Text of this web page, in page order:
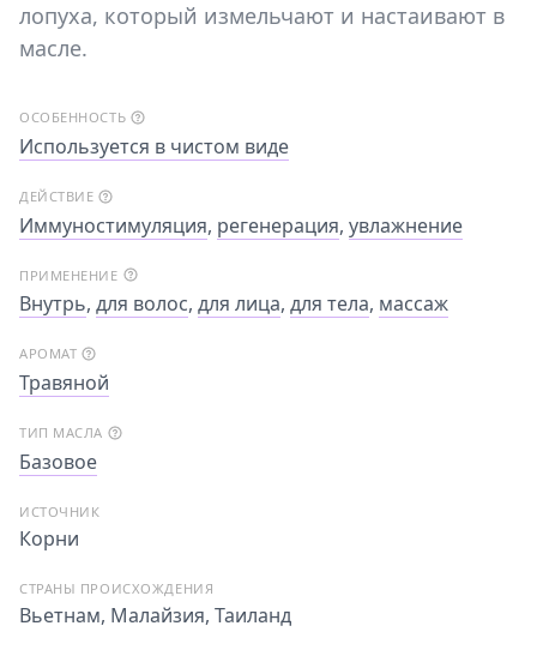
лопуха, который измельчают и настаивают в
масле.
ОСОБЕННОСТЬ
Используется в чистом виде
ДЕЙСТВИЕ
Иммуностимуляция, регенерация, увлажнение
ПРИМЕНЕНИЕ
Внутрь, для волос, для лица, для тела, массаж
АРОМАТ
Травяной
ТИП МАСЛА
Базовое
ИСТОЧНИК
Корни
СТРАНЫ ПРОИСХОЖДЕНИЯ
Вьетнам, Малайзия, Таиланд